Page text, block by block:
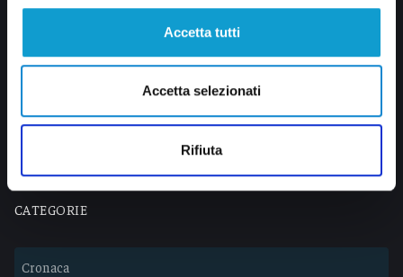
Accetta tutti
Accetta selezionati
Rifiuta
Lavora con noi
CATEGORIE
Cronaca